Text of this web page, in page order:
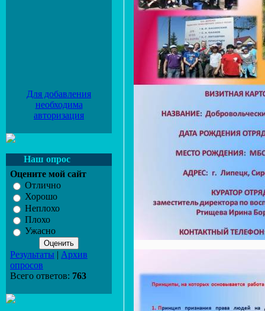
Для добавления
необходима
авторизация
Наш опрос
Оцените мой сайт
Отлично
Хорошо
Неплохо
Плохо
Ужасно
Результаты | Архив
опросов
Всего ответов: 763